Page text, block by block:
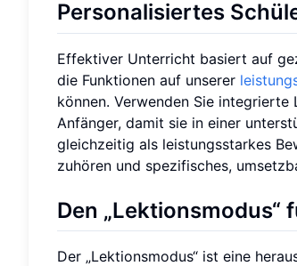
Personalisiertes
Effektiver Unterricht basiert auf
die Funktionen auf unserer
können. Verwenden Sie
Anfänger, damit sie in einer
gleichzeitig als leistungsstarkes
zuhören und spezifisches,
Den
Der „Lektionsmodus“ ist eine